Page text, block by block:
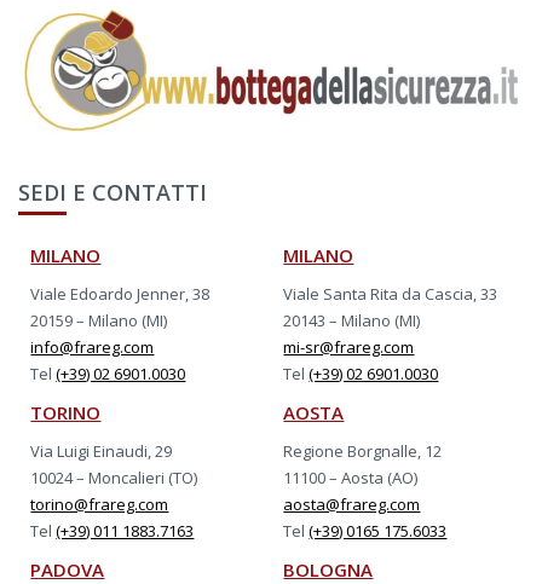
SEDI E CONTATTI
MILANO
Viale Edoardo Jenner, 38
20159 – Milano (MI)
info@frareg.com
Tel(+39) 02 6901.0030
MILANO
Viale Santa Rita da Cascia, 33
20143 – Milano (MI)
mi-sr@frareg.com
Tel(+39) 02 6901.0030
TORINO
Via Luigi Einaudi, 29
10024 – Moncalieri (TO)
torino@frareg.com
Tel(+39) 011 1883.7163
AOSTA
Regione Borgnalle, 12
11100 – Aosta (AO)
aosta@frareg.com
Tel(+39) 0165 175.6033
PADOVA BOLOGNA